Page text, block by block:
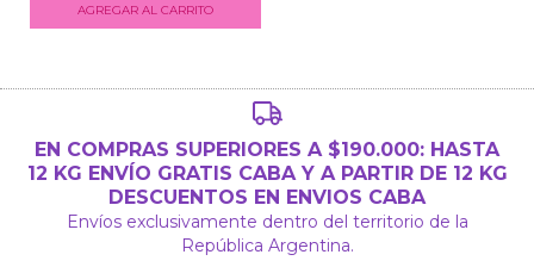
EN COMPRAS SUPERIORES A $190.000: HASTA
12 KG ENVÍO GRATIS CABA Y A PARTIR DE 12 KG
DESCUENTOS EN ENVIOS CABA
Envíos exclusivamente dentro del territorio de la
República Argentina.